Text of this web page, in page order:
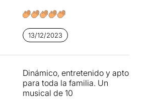
Dickens,també es posen en
de l'època, com la
diferència de classes a
l'Anglaterra victoriana, el
dels nens per cometre
delictes i un sistema judicial
sever.
13/12/2023
Dinámico, entretenido y apto
para toda la familia. Un
musical de 10